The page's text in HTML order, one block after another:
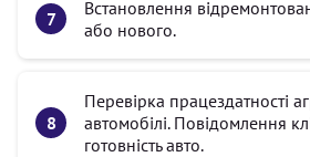
Встановлення
або нового.
Перевірка працездатності
автомобілі. Повідомлення
готовність авто.